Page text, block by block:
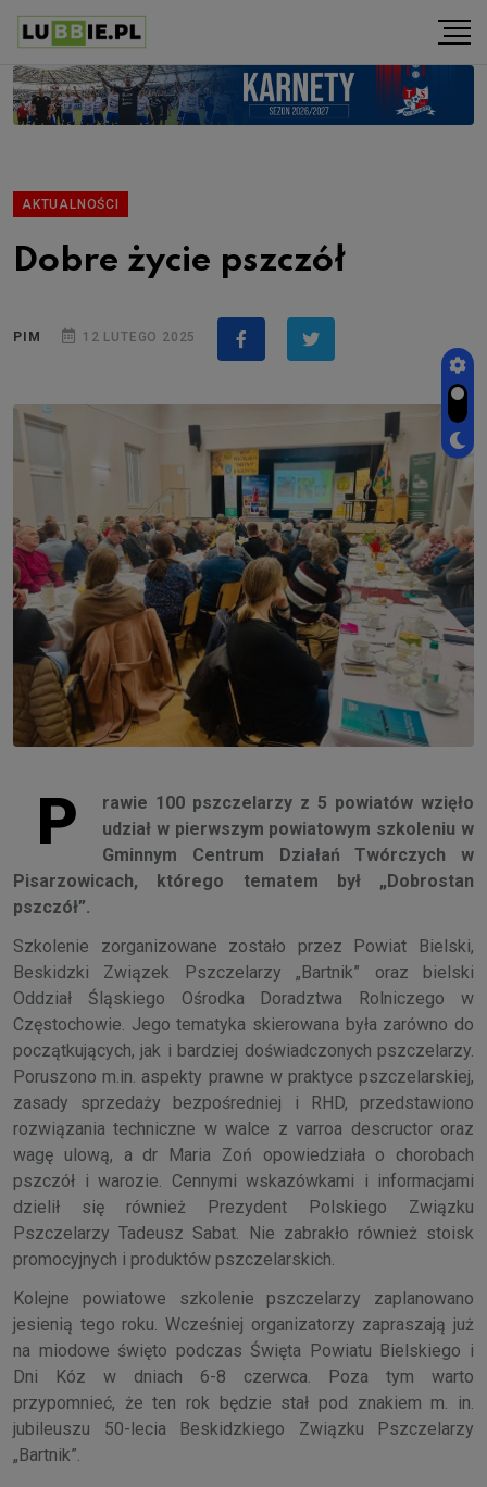
AKTUALNOŚCI
Dobre życie pszczół
PIM 12 LUTEGO 2025
P
rawie 100 pszczelarzy z 5 powiatów wzięło
udział w pierwszym powiatowym szkoleniu w
Gminnym Centrum Działań Twórczych w
Pisarzowicach, którego tematem był „Dobrostan
pszczół”.
Szkolenie zorganizowane zostało przez Powiat Bielski,
Beskidzki Związek Pszczelarzy „Bartnik” oraz bielski
Oddział Śląskiego Ośrodka Doradztwa Rolniczego w
Częstochowie. Jego tematyka skierowana była zarówno do
początkujących, jak i bardziej doświadczonych pszczelarzy.
Poruszono m.in. aspekty prawne w praktyce pszczelarskiej,
zasady sprzedaży bezpośredniej i RHD, przedstawiono
rozwiązania techniczne w walce z varroa descructor oraz
wagę ulową, a dr Maria Zoń opowiedziała o chorobach
pszczół i warozie. Cennymi wskazówkami i informacjami
dzielił się również Prezydent Polskiego Związku
Pszczelarzy Tadeusz Sabat. Nie zabrakło również stoisk
promocyjnych i produktów pszczelarskich.
Kolejne powiatowe szkolenie pszczelarzy zaplanowano
jesienią tego roku. Wcześniej organizatorzy zapraszają już
na miodowe święto podczas Święta Powiatu Bielskiego i
Dni Kóz w dniach 6-8 czerwca. Poza tym warto
przypomnieć, że ten rok będzie stał pod znakiem m. in.
jubileuszu 50-lecia Beskidzkiego Związku Pszczelarzy
„Bartnik”.